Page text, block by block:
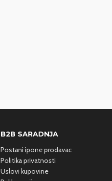
B2B SARADNJA
Postani ipone prodavac
Politika privatnosti
Uslovi kupovine